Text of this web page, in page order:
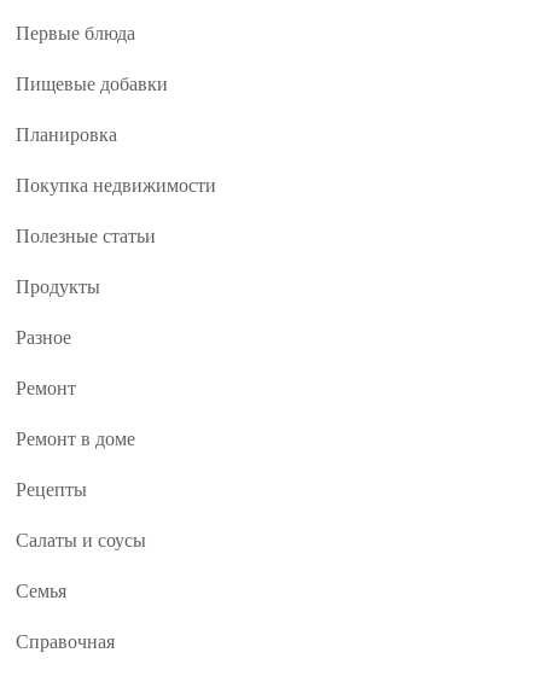
Первые блюда
Пищевые добавки
Планировка
Покупка недвижимости
Полезные статьи
Продукты
Разное
Ремонт
Ремонт в доме
Рецепты
Салаты и соусы
Семья
Справочная